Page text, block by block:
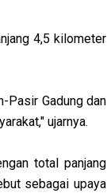
4,5 kilometer
Pasir Gadung dan
ujarnya.
total panjang
sebagai upaya